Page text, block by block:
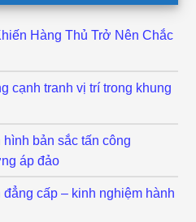
Hàng Thủ Trở Nên Chắc
cạnh tranh vị trí trong khung
bản sắc tấn công
áp đảo
cấp – kinh nghiệm hành